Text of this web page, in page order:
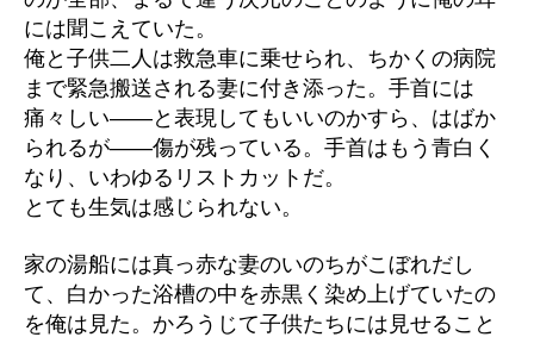
には聞こえていた。
俺と子供二人は救急車に乗せられ、ちかくの病院
まで緊急搬送される妻に付き添った。手首には
痛々しい――と表現してもいいのかすら、はばか
られるが――傷が残っている。手首はもう青白く
なり、いわゆるリストカットだ。
とても生気は感じられない。
家の湯船には真っ赤な妻のいのちがこぼれだし
て、白かった浴槽の中を赤黒く染め上げていたの
を俺は見た。かろうじて子供たちには見せること